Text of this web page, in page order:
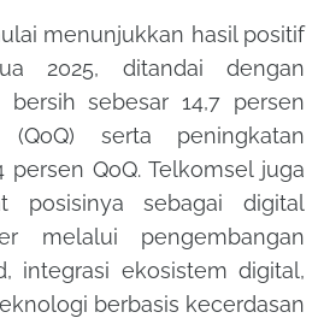
menunjukkan hasil positif
2025, ditandai dengan
sebesar 14,7 persen
serta peningkatan
persen QoQ. Telkomsel juga
posisinya sebagai digital
melalui pengembangan
integrasi ekosistem digital,
berbasis kecerdasan